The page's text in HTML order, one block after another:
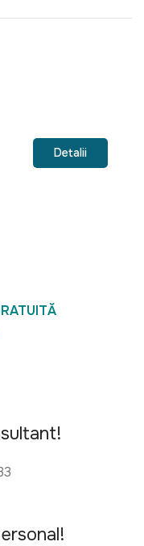
Detalii